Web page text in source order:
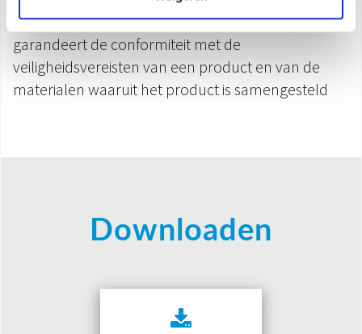
het Italiaanse Instituut van het kwaliteitsmerk
garandeert de conformiteit met de
veiligheidsvereisten van een product en van de
materialen waaruit het product is samengesteld
Downloaden